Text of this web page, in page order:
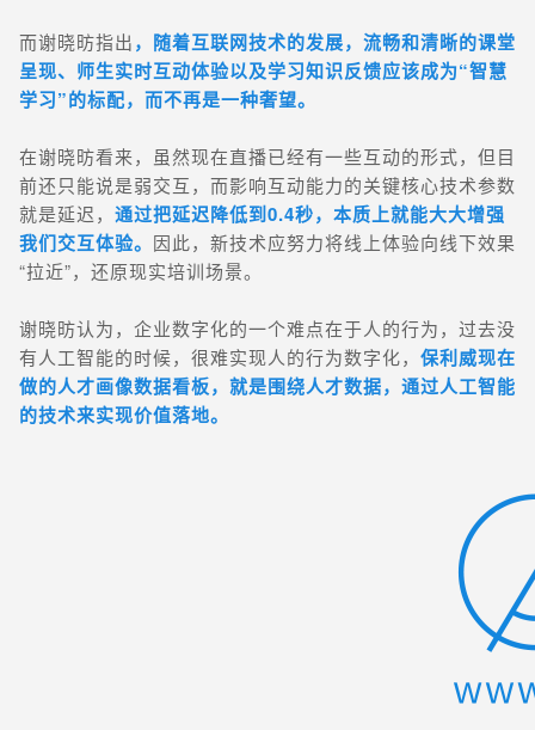
而谢晓昉指出，随着互联网技术的发展，流畅和清晰的课堂
呈现、师生实时互动体验以及学习知识反馈应该成为“智慧
学习”的标配，而不再是一种奢望。
在谢晓昉看来，虽然现在直播已经有一些互动的形式，但目
前还只能说是弱交互，而影响互动能力的关键核心技术参数
就是延迟， 通过把延迟降低到0.4秒，本质上就能大大增强
我们交互体验。 因此，新技术应努力将线上体验向线下效果
“拉近”，还原现实培训场景。
谢晓昉认为，企业数字化的一个难点在于人的行为，过去没
有人工智能的时候，很难实现人的行为数字化， 保利威现在
做的人才画像数据看板，就是围绕人才数据，通过人工智能
的技术来实现价值落地。